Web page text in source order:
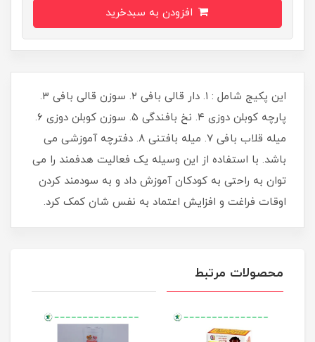
​​​​​​​​این پکیج شامل : ۱. دار قالی بافی ۲. سوزن قالی بافی ۳.
پارچه کوبلن دوزی ۴. نخ بافندگی ۵. سوزن کوبلن دوزی ۶.
میله قلاب بافی ۷. میله بافتنی ۸. دفترچه آموزشی می
باشد. با استفاده از این وسیله یک فعالیت هدفمند را می
توان به راحتی به کودکان آموزش داد و به سودمند کردن
اوقات فراغت و افزایش اعتماد به نفس شان کمک کرد.
محصولات مرتبط